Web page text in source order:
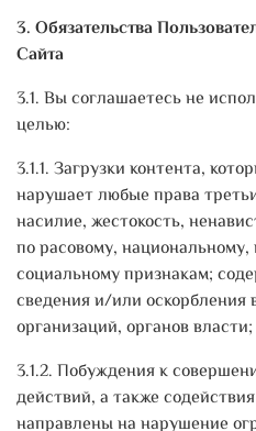
3. Обязательства
Сайта
3.1. Вы соглашаетесь не
целью:
3.1.1. Загрузки контента,
нарушает любые права
насилие, жестокость,
по расовому,
социальному признакам;
сведения и/или оскорбления
организаций, органов власти;
3.1.2. Побуждения к
действий, а также
направлены на нарушение